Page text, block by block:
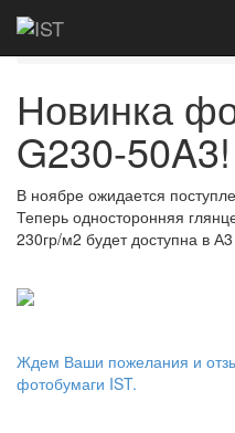
Главная
Новинка
G230-50A3!
В ноябре ожидается
Теперь односторонняя
230гр/м2 будет доступна в
Ждем Ваши пожелания и
фотобумаги IST.